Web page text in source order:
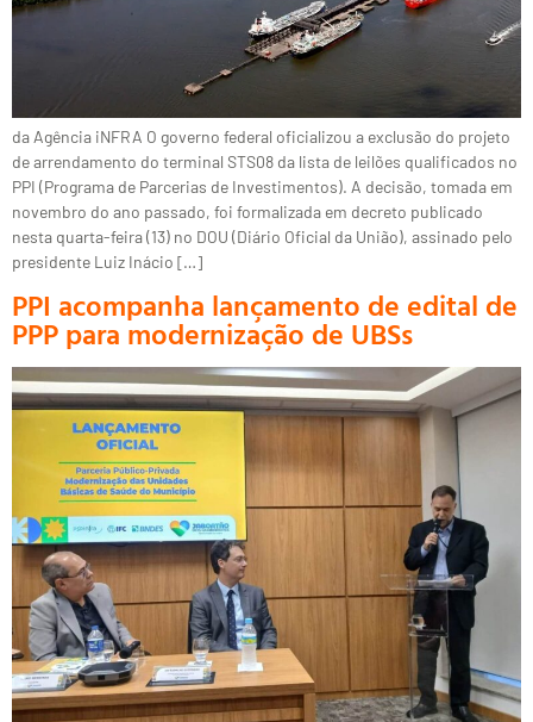
da Agência iNFRA O governo federal oficializou a exclusão do projeto
de arrendamento do terminal STS08 da lista de leilões qualificados no
PPI (Programa de Parcerias de Investimentos). A decisão, tomada em
novembro do ano passado, foi formalizada em decreto publicado
nesta quarta-feira (13) no DOU (Diário Oficial da União), assinado pelo
presidente Luiz Inácio […]
PPI acompanha lançamento de edital de
PPP para modernização de UBSs